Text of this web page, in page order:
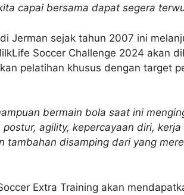
capai bersama dapat segera
Jerman sejak tahun 2007 ini
Soccer Challenge 2024 akan
pelatihan khusus dengan target
bermain bola saat ini
agility, kepercayaan diri,
disamping dari yang
Extra Training akan